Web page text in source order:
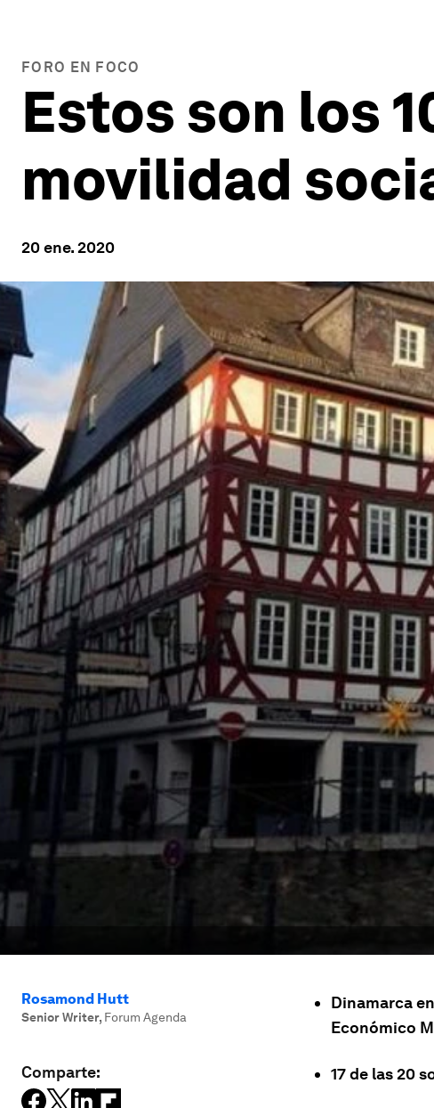
FORO EN FOCO
Estos son los
movilidad
20 ene. 2020
Rosamond Hutt
Senior Writer, Forum Agenda
Comparte:
Dinamarca
Económico
17 de las 20